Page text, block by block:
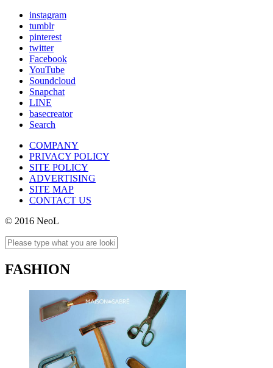
instagram
tumblr
pinterest
twitter
Facebook
YouTube
Soundcloud
Snapchat
LINE
basecreator
Search
COMPANY
PRIVACY POLICY
SITE POLICY
ADVERTISING
SITE MAP
CONTACT US
© 2016 NeoL
FASHION